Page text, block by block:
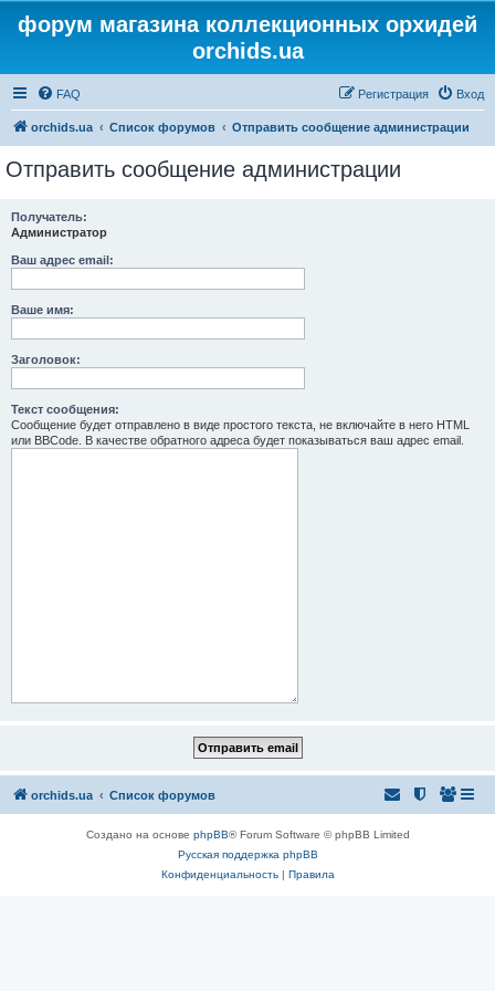
форум магазина коллекционных орхидей
orchids.ua
FAQ Вход
Регистрация
orchids.ua Список форумов Отправить сообщение администрации
Отправить сообщение администрации
Получатель:
Администратор
Ваш адрес email:
Ваше имя:
Заголовок:
Текст сообщения:
Сообщение будет отправлено в виде простого текста, не включайте в него HTML
или BBCode. В качестве обратного адреса будет показываться ваш адрес email.
orchids.ua Список форумов
Создано на основе phpBB® Forum Software © phpBB Limited
Русская поддержка phpBB
Конфиденциальность| Правила